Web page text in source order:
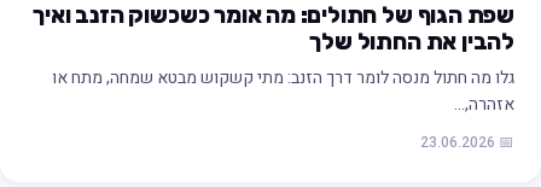
שפת הגוף של חתולים: מה אומר כשכשוק הזנב ואיך
להבין את החתול שלך
גלו מה חתול מנסה לומר דרך הזנב: מתי קשקוש מבטא שמחה, מתח או
אזהרה,…
📅 23.06.2026